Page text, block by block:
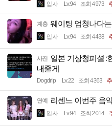
입사 Lv.94 조회 4973
계층 웨이팅 엄청나다
입사 Lv.94 조회 4438
사진 일본 기상청피셜 :
내줄게
Dogdrip Lv.22 조회 4363
연예 리센느 이번주 음
입사 Lv.94 조회 2014